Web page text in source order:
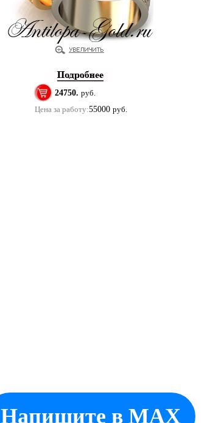
24750. руб.
Цена за работу:55000 руб.
BORNET.ru
Напишите в MAX